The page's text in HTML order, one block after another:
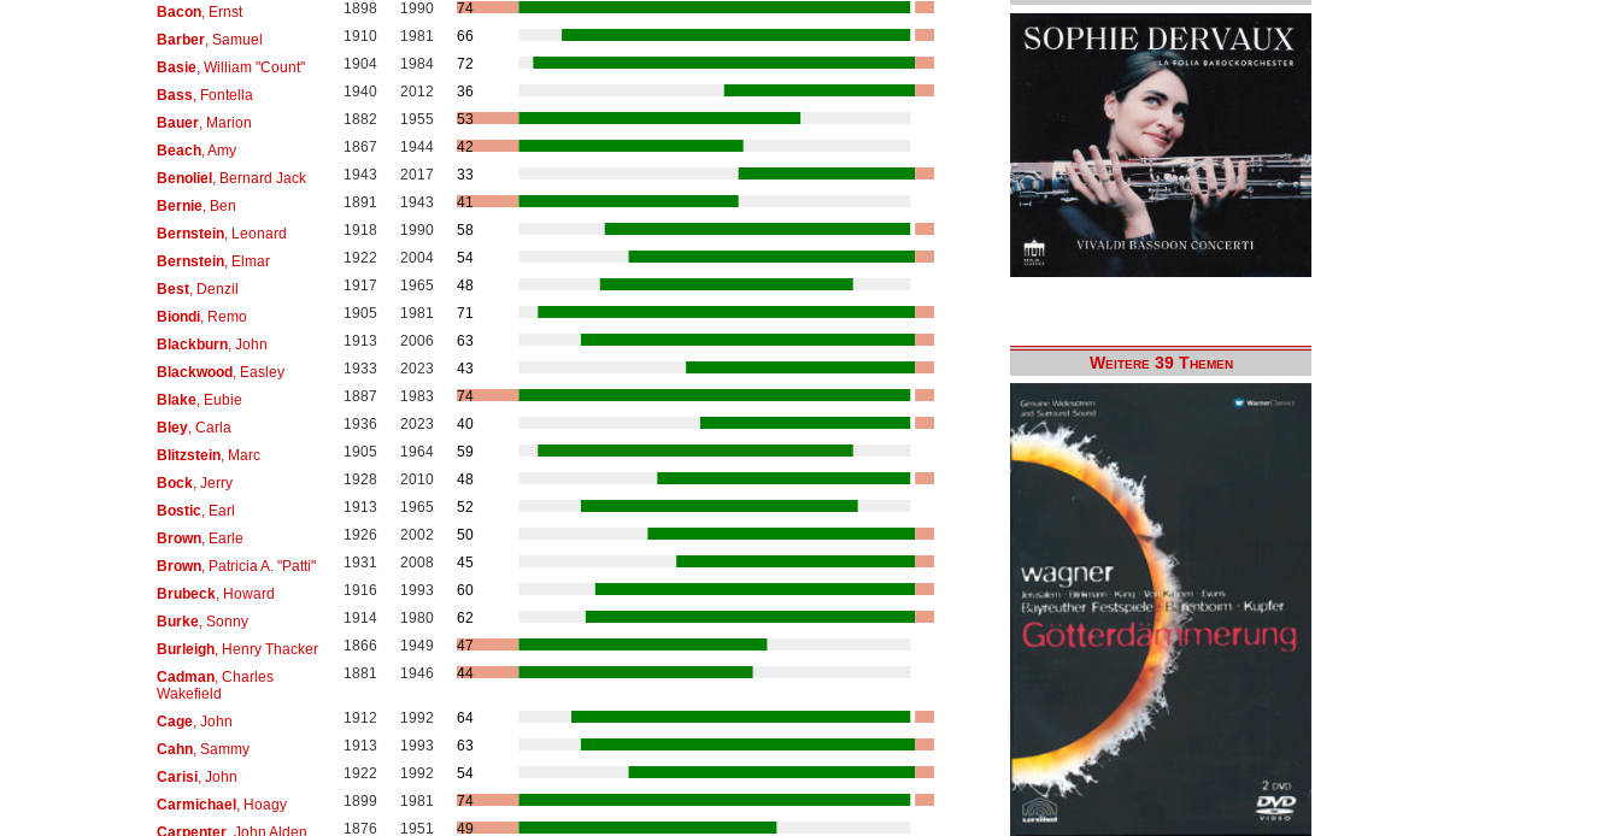
Bacon, Ernst 1898 1990
74
Barber, Samuel 1910 1981
66
Basie, William "Count" 1904 1984
72
Bass , Fontella 1940 2012
36
Bauer, Marion 1882 1955
53
Beach, Amy 1867 1944
42
Benoliel, Bernard Jack 1943 2017
33
Bernie, Ben 1891 1943
41
Bernstein, Leonard 1918 1990
58
Bernstein, Elmar 1922 2004
54
Best, Denzil 1917 1965
48
Biondi, Remo 1905 1981
71
Blackburn, John 1913 2006
63
Blackwood, Easley 1933 2023
43
Blake, Eubie 1887 1983
74
Bley, Carla 1936 2023
40
Blitzstein, Marc 1905 1964
59
Bock, Jerry 1928 2010
48
Bostic, Earl 1913 1965
52
Brown, Earle 1926 2002
50
Brown, Patricia A. "Patti" 1931 2008
45
Brubeck, Howard 1916 1993
60
Burke, Sonny 1914 1980
62
Burleigh, Henry Thacker 1866 1949
47
Cadman, Charles
Wakefield
1881 1946 44
Cage, John 1912 1992
64
Cahn, Sammy 1913 1993
63
Carisi, John 1922 1992
54
Carmichael, Hoagy 1899 1981
74
Carpenter, John Alden 1876 1951
49
Weitere 39 Themen